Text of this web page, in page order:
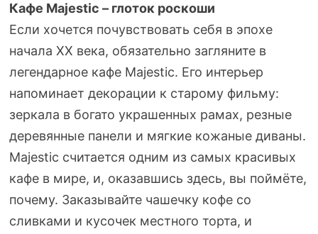
Кафе Majestic – глоток роскоши
Если хочется почувствовать себя в эпохе
начала XX века, обязательно загляните в
легендарное кафе Majestic. Его интерьер
напоминает декорации к старому фильму:
зеркала в богато украшенных рамах, резные
деревянные панели и мягкие кожаные диваны.
Majestic считается одним из самых красивых
кафе в мире, и, оказавшись здесь, вы поймёте,
почему. Заказывайте чашечку кофе со
сливками и кусочек местного торта, и